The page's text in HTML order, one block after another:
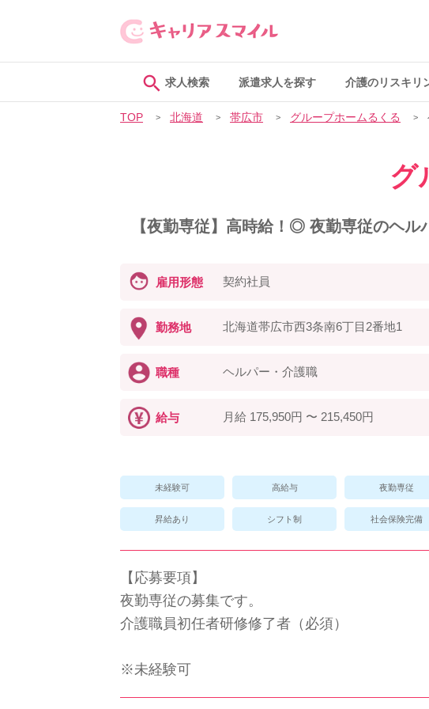
求人検索 派遣求人を探す 介護のリスキリ
TOP 北海道 帯広市 グループホームるくる
グ
【夜勤専従】高時給！◎ 夜勤専従のヘ
雇用形態 契約社員
勤務地 北海道帯広市西3条南6丁目2番地1
職種 ヘルパー・介護職
給与 月給 175,950円 〜 215,450円
未経験可 高給与 夜勤専従
昇給あり シフト制 社会保険完備
【応募要項】
夜勤専従の募集です。
介護職員初任者研修修了者（必須）
※未経験可